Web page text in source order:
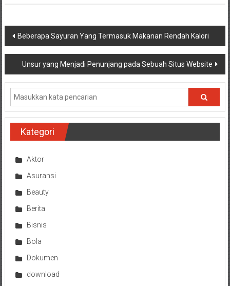
Navigasi
pos
Beberapa Sayuran Yang Termasuk Makanan Rendah Kalori
Unsur yang Menjadi Penunjang pada Sebuah Situs Website
Kategori
Aktor
Asuransi
Beauty
Berita
Bisnis
Bola
Dokumen
download